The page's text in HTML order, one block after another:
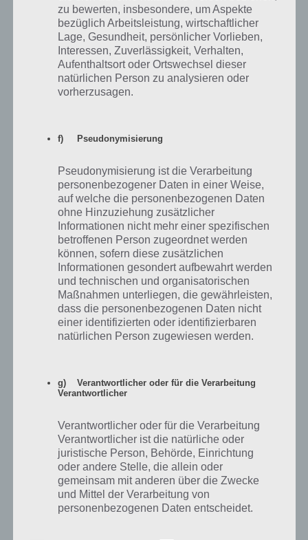
Antworten
ROMPAAAA
Leonie 28.08.2016 18:30
Ich habe in meiner umgebung onix gefangen nur 200wp aber er ist
Antworten
UMS JETZT MAL KLAR ZU STELLEN:
(sollen aber mit den nächsten Updates kommen : zumindes Mewtu )
ALSO ES GIBT NOCH KEINE LEGENDÄREN POKEMON IM POKEMON
Garados kann man nicht aus Eiern bekommen , Kapador schon.
zu bewerten, insbesondere, um Aspekte
bezüglich Arbeitsleistung, wirtschaftlicher
Lage, Gesundheit, persönlicher Vorlieben,
Interessen, Zuverlässigkeit, Verhalten,
Aufenthaltsort oder Ortswechsel dieser
natürlichen Person zu analysieren oder
vorherzusagen.
f) Pseudonymisierung
Pseudonymisierung ist die Verarbeitung
personenbezogener Daten in einer Weise,
auf welche die personenbezogenen Daten
ohne Hinzuziehung zusätzlicher
Informationen nicht mehr einer spezifischen
betroffenen Person zugeordnet werden
können, sofern diese zusätzlichen
Informationen gesondert aufbewahrt werden
und technischen und organisatorischen
Maßnahmen unterliegen, die gewährleisten,
dass die personenbezogenen Daten nicht
einer identifizierten oder identifizierbaren
natürlichen Person zugewiesen werden.
g) Verantwortlicher oder für die Verarbeitung
Verantwortlicher
Verantwortlicher oder für die Verarbeitung
Verantwortlicher ist die natürliche oder
juristische Person, Behörde, Einrichtung
oder andere Stelle, die allein oder
gemeinsam mit anderen über die Zwecke
und Mittel der Verarbeitung von
personenbezogenen Daten entscheidet.